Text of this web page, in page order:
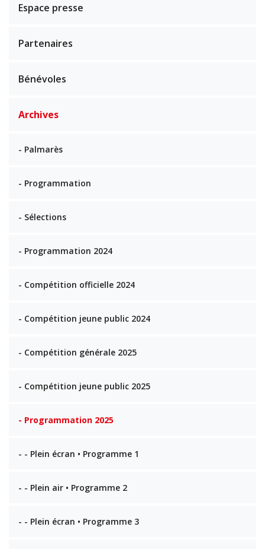
Espace presse
Partenaires
Bénévoles
Archives
- Palmarès
- Programmation
- Sélections
- Programmation 2024
- Compétition officielle 2024
- Compétition jeune public 2024
- Compétition générale 2025
- Compétition jeune public 2025
- Programmation 2025
- - Plein écran • Programme 1
- - Plein air • Programme 2
- - Plein écran • Programme 3